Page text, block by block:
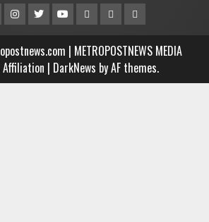
Instagram
TwitterYoutubeMCTVVIDEO
AND
MUSIC
Player
| METROPOSTNEWS MEDIA
Affiliation | DarkNews by AF themes.